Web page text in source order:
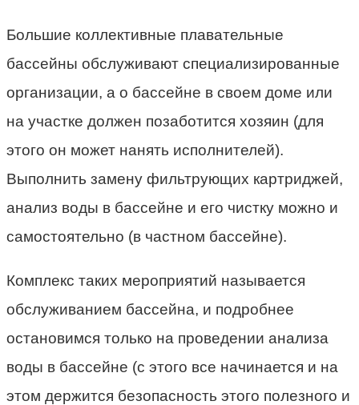
Большие коллективные плавательные
бассейны обслуживают специализированные
организации, а о бассейне в своем доме или
на участке должен позаботится хозяин (для
этого он может нанять исполнителей).
Выполнить замену фильтрующих картриджей,
анализ воды в бассейне и его чистку можно и
самостоятельно (в частном бассейне).
Комплекс таких мероприятий называется
обслуживанием бассейна, и подробнее
остановимся только на проведении анализа
воды в бассейне (с этого все начинается и на
этом держится безопасность этого полезного и